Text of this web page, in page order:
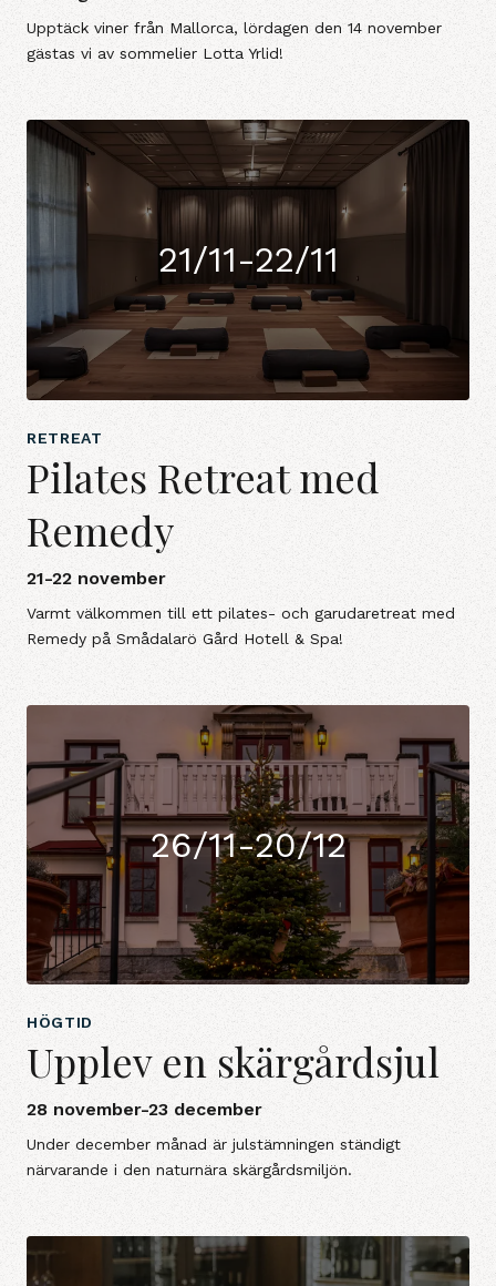
Upptäck viner från Mallorca, lördagen den 14 november
gästas vi av sommelier Lotta Yrlid!
21/11-22/11
RETREAT
Pilates Retreat med
Remedy
21-22 november
Varmt välkommen till ett pilates- och garudaretreat med
Remedy på Smådalarö Gård Hotell & Spa!
26/11-20/12
HÖGTID
Upplev en skärgårdsjul
28 november-23 december
Under december månad är julstämningen ständigt
närvarande i den naturnära skärgårdsmiljön.